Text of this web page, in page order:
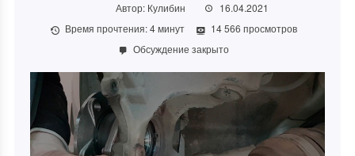
Автор: Кулибин
16.04.2021
Время прочтения:4минут
14 566 просмотров
Обсуждение закрыто